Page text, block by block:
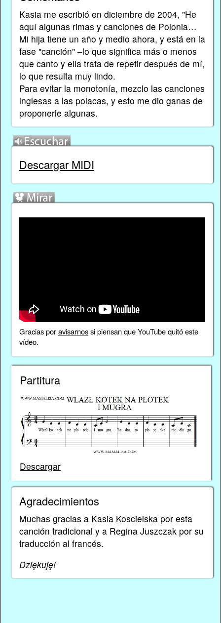
Kasia me escribió en diciembre de 2004, "He
aquí algunas rimas y canciones de Polonia…
Mi hija tiene un año y medio ahora, y está en la
fase "canción" –lo que significa más o menos
que canto y ella trata de repetir después de mí,
lo que resulta muy lindo.
Para evitar la monotonía, mezclo las canciones
inglesas a las polacas, y esto me dio ganas de
proponerle algunas.
Descargar MIDI
Gracias poravisarnossi piensan que YouTube quitó este
vídeo.
Partitura
Descargar
Agradecimientos
Muchas gracias a Kasia Koscielska por esta
canción tradicional y a Regina Juszczak por su
traducción al francés.
Dziękuję!